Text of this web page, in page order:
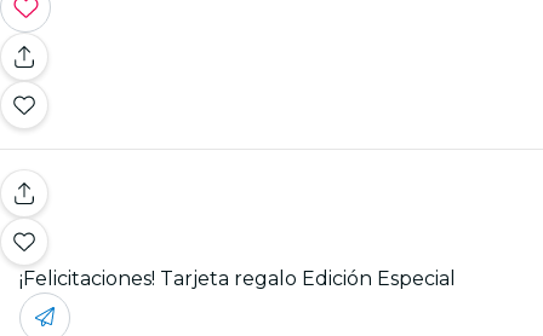
¡Felicitaciones! Tarjeta regalo Edición Especial